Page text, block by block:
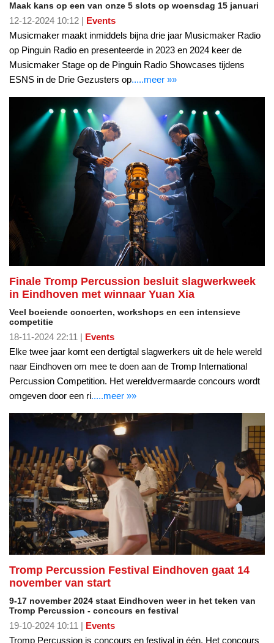
Maak kans op een van onze 5 slots op woensdag 15 januari
12-12-2024 10:12 | Events
Musicmaker maakt inmiddels bijna drie jaar Musicmaker Radio
op Pinguin Radio en presenteerde in 2023 en 2024 keer de
Musicmaker Stage op de Pinguin Radio Showcases tijdens
ESNS in de Drie Gezusters op.....meer »»
Finale Tromp Percussion besluit slagwerkweek
in Eindhoven met winnaar Yuan Xia
Veel boeiende concerten, workshops en een intensieve
competitie
18-11-2024 22:11 | Events
Elke twee jaar komt een dertigtal slagwerkers uit de hele wereld
naar Eindhoven om mee te doen aan de Tromp International
Percussion Competition. Het wereldvermaarde concours wordt
omgeven door een ri.....meer »»
Tromp Percussion Festival Eindhoven gaat 14
november van start
9-17 november 2024 staat Eindhoven weer in het teken van
Tromp Percussion - concours en festival
19-10-2024 10:11 | Events
Tromp Percussion is concours en festival in één. Het concours